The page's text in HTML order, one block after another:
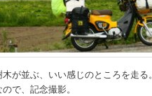
が並ぶ、いい感じのところを走る。
で、記念撮影。